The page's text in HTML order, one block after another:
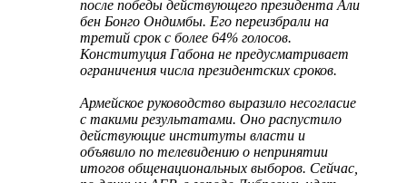
после победы действующего президента Али
бен Бонго Ондимбы. Его переизбрали на
третий срок с более 64% голосов.
Конституция Габона не предусматривает
ограничения числа президентских сроков.
Армейское руководство выразило несогласие
с такими результатами. Оно распустило
действующие институты власти и
объявило по телевидению о непринятии
итогов общенациональных выборов. Сейчас,